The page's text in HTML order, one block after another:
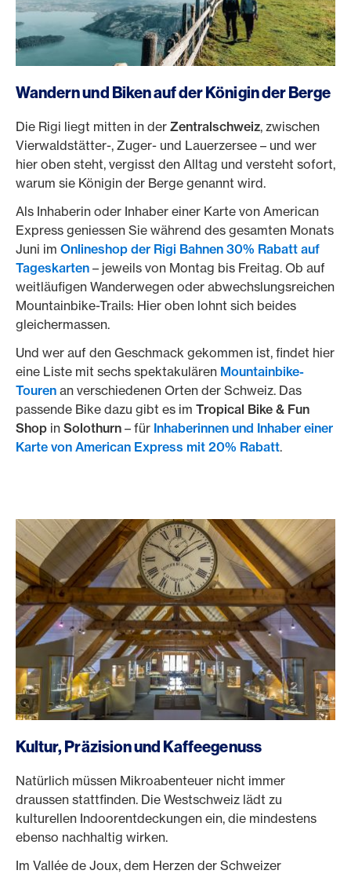
Wandern und Biken auf der Königin der Berge
Die Rigi liegt mitten in der Zentralschweiz, zwischen
Vierwaldstätter-, Zuger- und Lauerzersee – und wer
hier oben steht, vergisst den Alltag und versteht sofort,
warum sie Königin der Berge genannt wird.
Als Inhaberin oder Inhaber einer Karte von American
Express geniessen Sie während des gesamten Monats
Juni im Onlineshop der Rigi Bahnen 30% Rabatt auf
Tageskarten – jeweils von Montag bis Freitag. Ob auf
weitläufigen Wanderwegen oder abwechslungsreichen
Mountainbike-Trails: Hier oben lohnt sich beides
gleichermassen.
Und wer auf den Geschmack gekommen ist, findet hier
eine Liste mit sechs spektakulären Mountainbike-
Touren an verschiedenen Orten der Schweiz. Das
passende Bike dazu gibt es im Tropical Bike & Fun
Shop in Solothurn – für Inhaberinnen und Inhaber einer
Karte von American Express mit 20% Rabatt.
Kultur, Präzision und Kaffeegenuss
Natürlich müssen Mikroabenteuer nicht immer
draussen stattfinden. Die Westschweiz lädt zu
kulturellen Indoorentdeckungen ein, die mindestens
ebenso nachhaltig wirken.
Im Vallée de Joux, dem Herzen der Schweizer